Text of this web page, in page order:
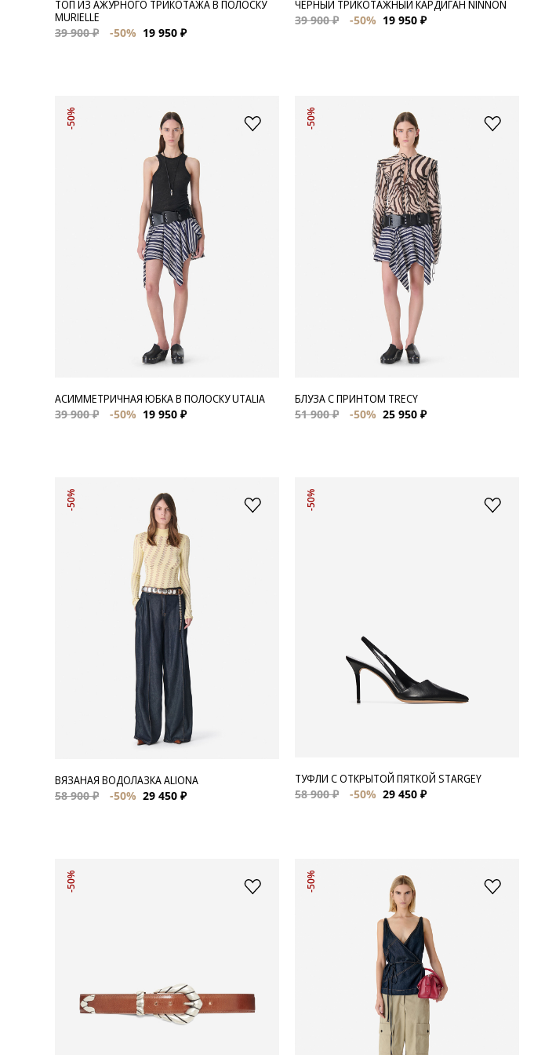
ТОП ИЗ АЖУРНОГО ТРИКОТАЖА В ПОЛОСКУ
MURIELLE
39 900 ₽
-50% 19 950 ₽
ЧЕРНЫЙ ТРИКОТАЖНЫЙ КАРДИГАН NINNON
39 900 ₽
-50% 19 950 ₽
-50%
АСИММЕТРИЧНАЯ ЮБКА В ПОЛОСКУ UTALIA
39 900 ₽
-50% 19 950 ₽
-50%
БЛУЗА С ПРИНТОМ TRECY
51 900 ₽
-50% 25 950 ₽
-50%
ВЯЗАНАЯ ВОДОЛАЗКА ALIONA
58 900 ₽
-50% 29 450 ₽
-50%
ТУФЛИ С ОТКРЫТОЙ ПЯТКОЙ STARGEY
58 900 ₽
-50% 29 450 ₽
-50% -50%